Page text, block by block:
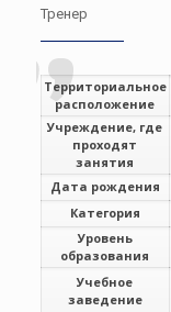
Тренер
Территориальное
расположение
Учреждение, где
проходят
занятия
Дата рождения
Категория
Уровень
образования
Учебное
заведение